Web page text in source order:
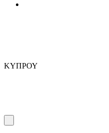
ΚΥΠΡΟΥ